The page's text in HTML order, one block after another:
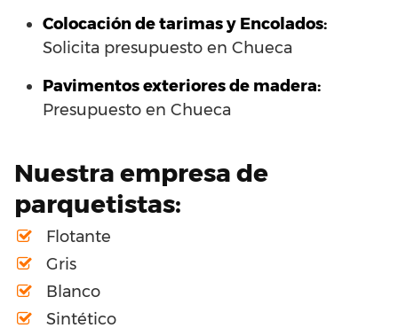
Colocación de tarimas y Encolados:
Solicita presupuesto en Chueca
Pavimentos exteriores de madera:
Presupuesto en Chueca
Nuestra empresa de
parquetistas:
Flotante
Gris
Blanco
Sintético